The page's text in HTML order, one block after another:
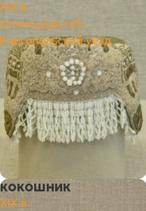
ХIХ в.
Олонецкая губ.,
Каргопольский уезд
кокошник
ХIХ в.